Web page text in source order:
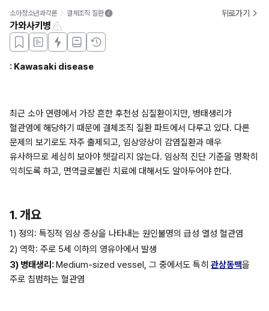
소아청소년과각론 결체조직 질환 뒤로가기
가와사키병
: Kawasaki disease
최근 소아 연령에서 가장 흔한 후천성 심질환이지만, 병태생리가
혈관염에 해당하기 때문에 결체조직 질환 파트에서 다루고 있다. 다른
문제의 보기로도 자주 출제되고, 임상양상이 감염질환과 매우
유사하므로 세심히 보아야 헷갈리지 않는다. 임상적 진단 기준을 명확히
익히도록 하고, 면역글로불린 치료에 대해서도 알아두어야 한다.
1. 개요
1) 정의: 특징적 임상 증상을 나타내는 원인불명의 급성 열성 혈관염
2) 역학: 주로 5세 이하의 영유아에서 발생
3) 병태생리: Medium-sized vessel, 그 중에서도 특히 관상동맥을
주로 침범하는 혈관염